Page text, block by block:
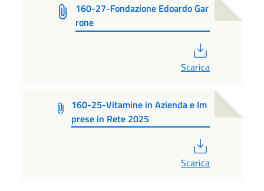
160-27-Fondazione Edoardo Gar
rone
Scarica
160-25-Vitamine in Azienda e Im
prese in Rete 2025
Scarica